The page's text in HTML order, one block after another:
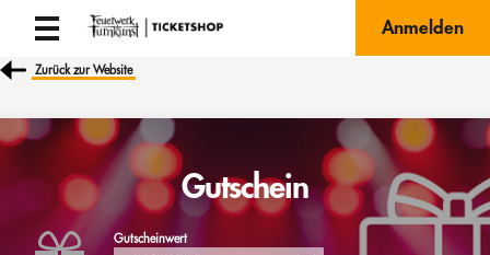
Anmelden
Zurück zur Website
Gutschein
Gutscheinwert